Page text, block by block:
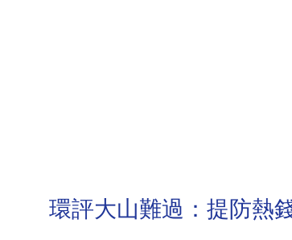
環評大山難過：提防熱